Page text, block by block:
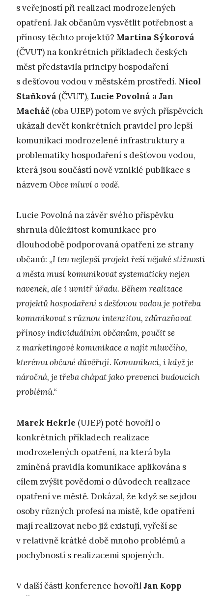
s veřejností při realizaci modrozelených
opatření. Jak občanům vysvětlit potřebnost a
přínosy těchto projektů? Martina Sýkorová
(ČVUT) na konkrétních příkladech českých
měst představila principy hospodaření
s dešťovou vodou v městském prostředí. Nicol
Staňková (ČVUT), Lucie Povolná aJan
Macháč (oba UJEP) potom ve svých příspěvcích
ukázali devět konkrétních pravidel pro lepší
komunikaci modrozelené infrastruktury a
problematiky hospodaření s dešťovou vodou,
která jsou součástí nově vzniklé publikace s
názvem Obce mluví o vodě.
Lucie Povolná na závěr svého příspěvku
shrnula důležitost komunikace pro
dlouhodobě podporovaná opatření ze strany
občanů: „I ten nejlepší projekt řeší nějaké stížnosti
a města musí komunikovat systematicky nejen
navenek, ale i uvnitř úřadu. Během realizace
projektů hospodaření s dešťovou vodou je potřeba
komunikovat s různou intenzitou, zdůrazňovat
přínosy individuálním občanům, poučit se
z marketingové komunikace a najít mluvčího,
kterému občané důvěřují. Komunikaci, i když je
náročná, je třeba chápat jako prevenci budoucích
problémů.“
Marek Hekrle (UJEP) poté hovořil o
konkrétních příkladech realizace
modrozelených opatření, na která byla
zmíněná pravidla komunikace aplikována s
cílem zvýšit povědomí o důvodech realizace
opatření ve městě. Dokázal, že když se sejdou
osoby různých profesí na místě, kde opatření
mají realizovat nebo již existují, vyřeší se
v relativně krátké době mnoho problémů a
pochybností s realizacemi spojených.
V další části konference hovořilJan Kopp